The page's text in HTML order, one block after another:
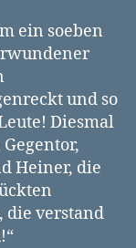
ein soeben
und so
Diesmal
Heiner, die
die verstand